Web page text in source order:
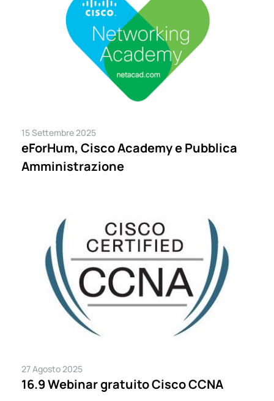
15 Settembre 2025
eForHum, Cisco Academy e Pubblica
Amministrazione
27 Agosto 2025
16.9 Webinar gratuito Cisco CCNA